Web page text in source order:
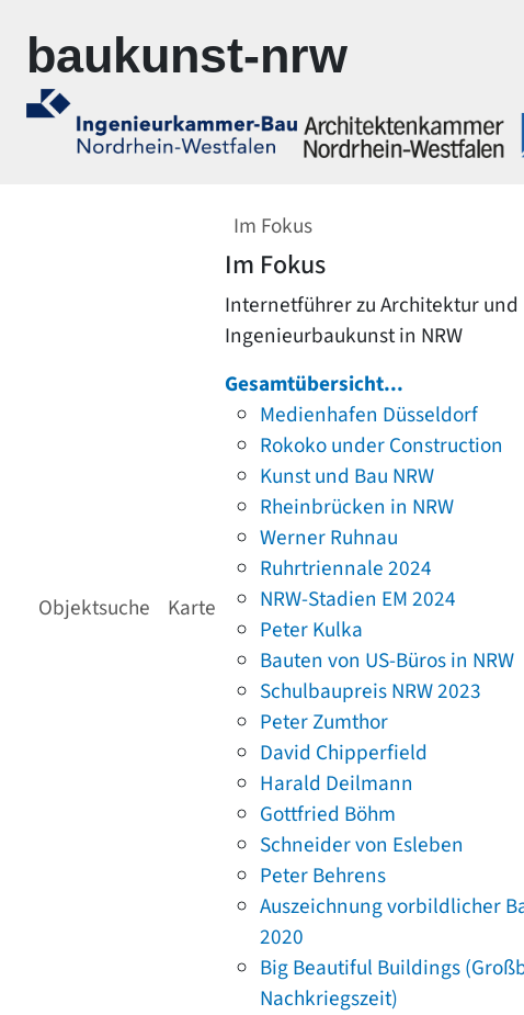
baukunst-nrw
Objektsuche Karte
Im Fokus
Im Fokus
Internetführer zu Architektur und
Ingenieurbaukunst in NRW
Gesamtübersicht...
Medienhafen Düsseldorf
Rokoko under Construction
Kunst und Bau NRW
Rheinbrücken in NRW
Werner Ruhnau
Ruhrtriennale 2024
NRW-Stadien EM 2024
Peter Kulka
Bauten von US-Büros in NRW
Schulbaupreis NRW 2023
Peter Zumthor
David Chipperfield
Harald Deilmann
Gottfried Böhm
Schneider von Esleben
Peter Behrens
Auszeichnung vorbildlicher
2020
Big Beautiful Buildings
Nachkriegszeit)